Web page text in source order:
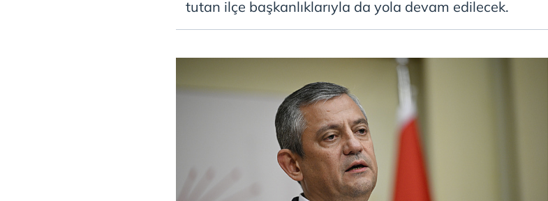
mevzuata uygun olarak kullanılan çerezlerle ilgili bilgi almak için lütfentıklayınız
tutan ilçe başkanlıklarıyla da yola devam edilecek.